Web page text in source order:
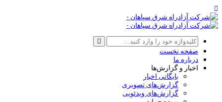
صفحه نخست
درباره ما
اخبار و گزارش‌ها
بایگانی اخبار
گزارش‌های تصویری
گزارش‌های ویدئویی